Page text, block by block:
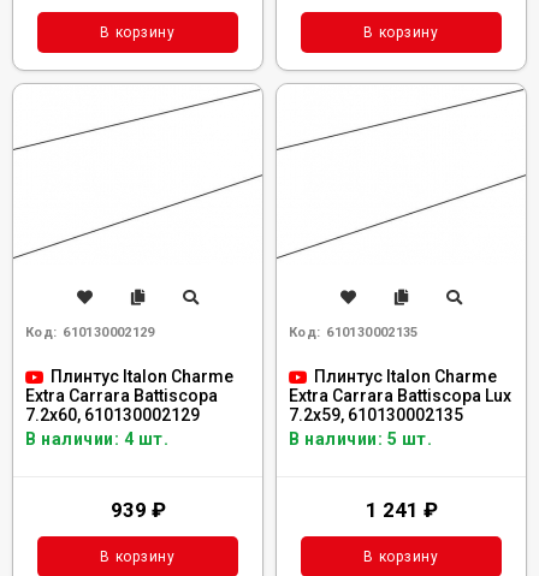
В корзину В корзину
Код: 610130002129
Плинтус Italon Charme
Extra Carrara Battiscopa
7.2x60, 610130002129
В наличии: 4 шт.
939 ₽
В корзину
Код: 610130002135
Плинтус Italon Charme
Extra Carrara Battiscopa Lux
7.2x59, 610130002135
В наличии: 5 шт.
1 241 ₽
В корзину